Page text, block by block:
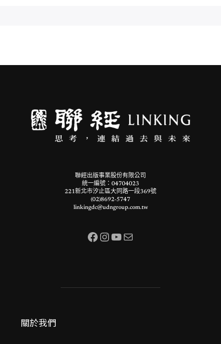
聯經出版事業股份有限公司
統一編號：04704023
221新北市汐止區大同路一段369號
(02)8692-5747
linkingdc@udngroup.com.tw
Facebook InstagramYouTube 電子郵件
關於我們